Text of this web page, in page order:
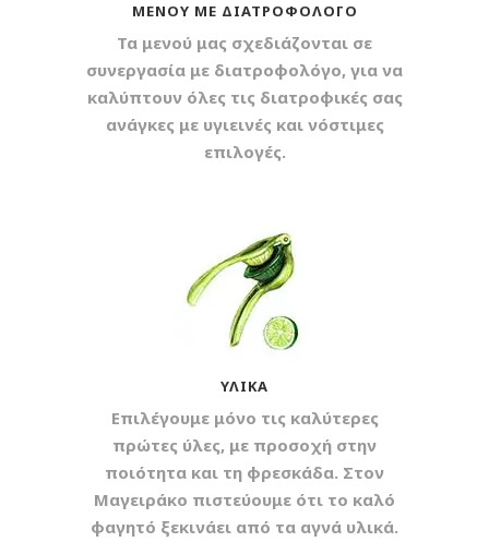
ΜΕΝΟΎ ΜΕ ΔΙΑΤΡΟΦΟΛΌΓΟ
Τα μενού μας σχεδιάζονται σε
συνεργασία με διατροφολόγο, για να
καλύπτουν όλες τις διατροφικές σας
ανάγκες με υγιεινές και νόστιμες
επιλογές.
ΥΛΙΚΆ
Επιλέγουμε μόνο τις καλύτερες
πρώτες ύλες, με προσοχή στην
ποιότητα και τη φρεσκάδα. Στον
Μαγειράκο πιστεύουμε ότι το καλό
φαγητό ξεκινάει από τα αγνά υλικά.